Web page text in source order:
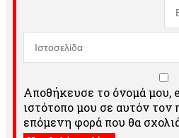
Αποθήκευσε το όνομά μου,
ιστότοπο μου σε αυτόν τον
επόμενη φορά που θα